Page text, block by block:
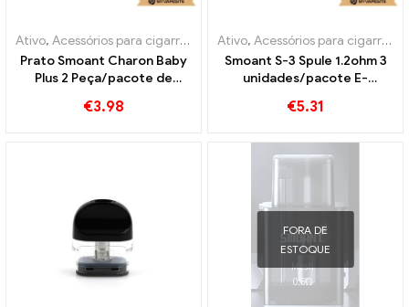
Ativo, Acessórios para cigarros eletrônicos ,Evaporador
Prato Smoant Charon Baby
Plus 2 Peça/pacote de
atacado丨Personalizado
€3.98
Ativo, Acessórios para cigarros eletrônicos
Smoant S-3 Spule 1.2ohm 3
unidades/pacote E-
Personalizado
€5.31
FORA DE
ESTOQUE